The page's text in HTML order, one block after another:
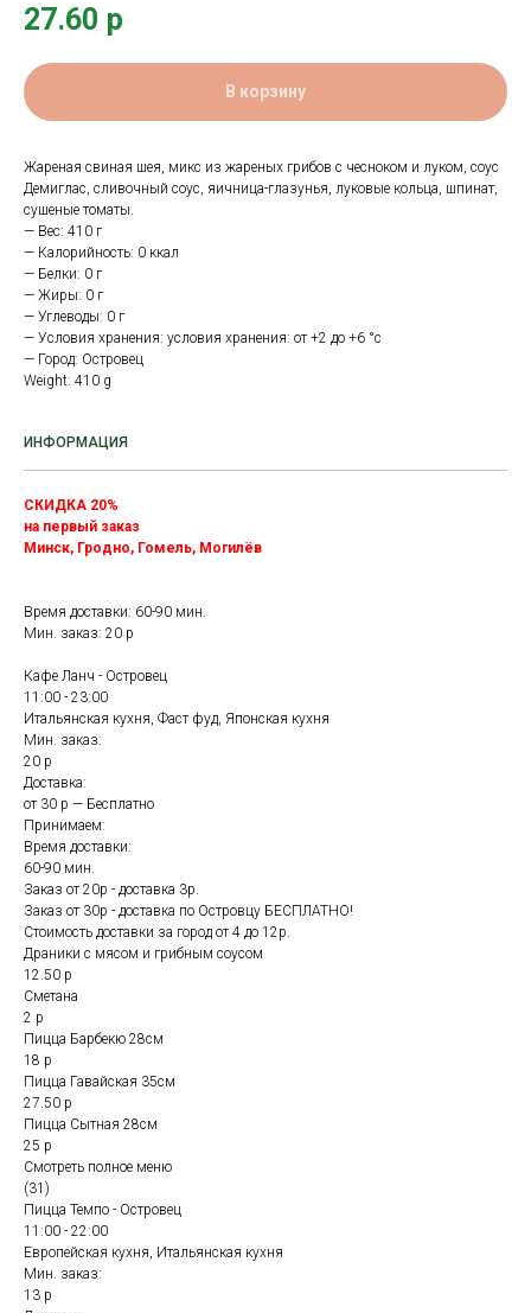
27.60 р
В корзину
Жареная свиная шея, микс из жареных грибов с чесноком и луком, соус
Демиглас, сливочный соус, яичница-глазунья, луковые кольца, шпинат,
сушеные томаты.
— Вес: 410 г
— Калорийность: 0 ккал
— Белки: 0 г
— Жиры: 0 г
— Углеводы: 0 г
— Условия хранения: условия хранения: от +2 до +6 °с
— Город: Островец
Weight: 410 g
ИНФОРМАЦИЯ
СКИДКА 20%
на первый заказ
Минск, Гродно, Гомель, Могилёв
Время доставки: 60-90 мин.
Мин. заказ: 20 р
Кафе Ланч - Островец
11:00 - 23:00
Итальянская кухня, Фаст фуд, Японская кухня
Мин. заказ:
20 р
Доставка:
от 30 р — Бесплатно
Принимаем:
Время доставки:
60-90 мин.
Заказ от 20р - доставка 3р.
Заказ от 30р - доставка по Островцу БЕСПЛАТНО!
Стоимость доставки за город от 4 до 12р.
Драники с мясом и грибным соусом
12.50 р
Сметана
2 р
Пицца Барбекю 28см
18 р
Пицца Гавайская 35см
27.50 р
Пицца Сытная 28см
25 р
Смотреть полное меню
(31)
Пицца Темпо - Островец
11:00 - 22:00
Европейская кухня, Итальянская кухня
Мин. заказ:
13 р